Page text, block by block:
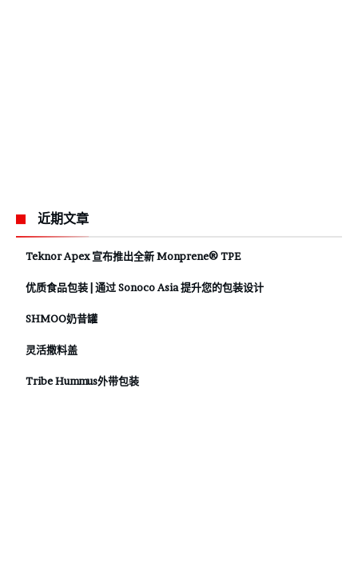
近期文章
Teknor Apex 宣布推出全新 Monprene® TPE
优质食品包装 | 通过 Sonoco Asia 提升您的包装设计
SHMOO奶昔罐
灵活撒料盖
Tribe Hummus外带包装